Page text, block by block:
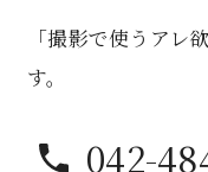
「撮影で使うア
す。
042-